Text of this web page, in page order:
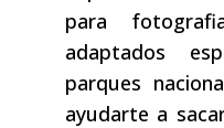
para
adaptados
parques
ayudarte a